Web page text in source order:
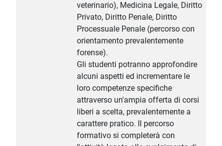
veterinario), Medicina Legale, Diritto
Privato, Diritto Penale, Diritto
Processuale Penale (percorso con
orientamento prevalentemente
forense).
Gli studenti potranno approfondire
alcuni aspetti ed incrementare le
loro competenze specifiche
attraverso un'ampia offerta di corsi
liberi a scelta, prevalentemente a
carattere pratico. Il percorso
formativo si completerà con